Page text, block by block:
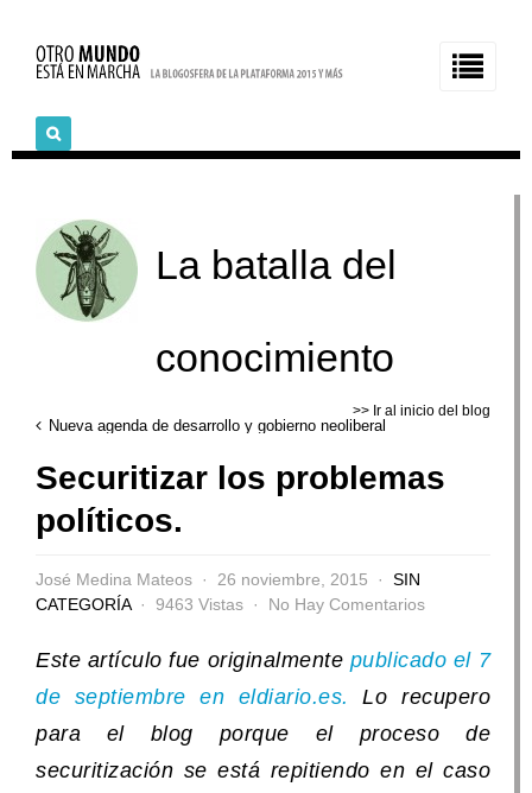
La batalla del
conocimiento
>> Ir al inicio del blog
Nueva agenda de desarrollo y gobierno neoliberal
Securitizar los problemas
políticos.
José Medina Mateos 26 noviembre, 2015
SIN
CATEGORÍA
9463 Vistas No Hay Comentarios
Este artículo fue originalmente publicado el 7
de septiembre en eldiario.es.Lo recupero
para el blog porque el proceso de
securitización se está repitiendo en el caso